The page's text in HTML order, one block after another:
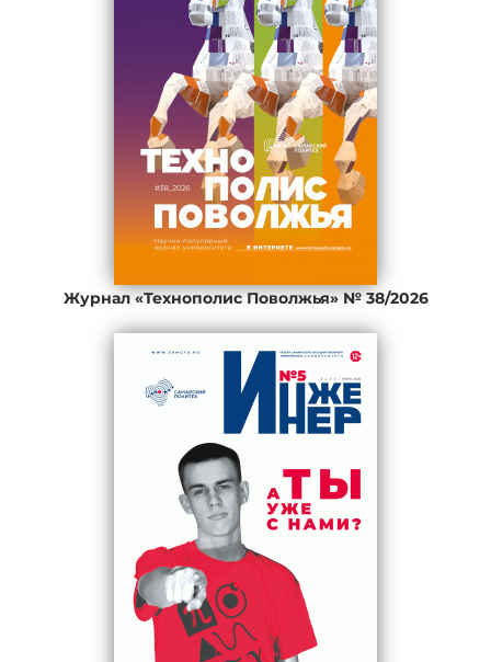
Журнал «Технополис Поволжья» № 38/2026